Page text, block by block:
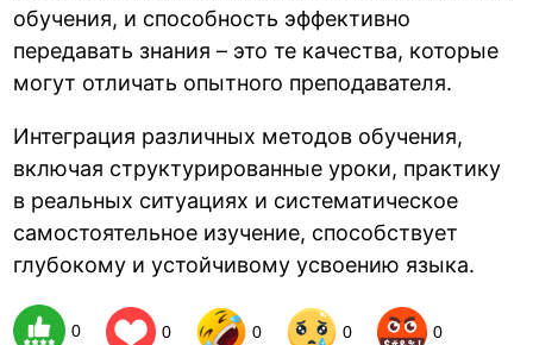
обучения, и способность эффективно
передавать знания – это те качества, которые
могут отличать опытного преподавателя.
Интеграция различных методов обучения,
включая структурированные уроки, практику
в реальных ситуациях и систематическое
самостоятельное изучение, способствует
глубокому и устойчивому усвоению языка.
0 0 0 0 0